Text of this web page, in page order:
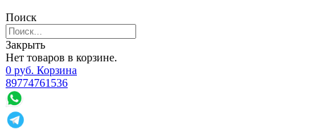
Поиск
Закрыть
Нет товаров в корзине.
0 руб. Корзина
89774761536